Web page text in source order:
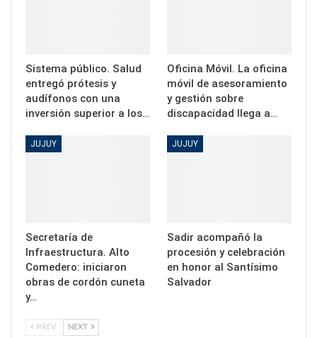
Sistema público. Salud
entregó prótesis y
audífonos con una
inversión superior a los…
Oficina Móvil. La oficina
móvil de asesoramiento
y gestión sobre
discapacidad llega a…
JUJUY
Secretaría de
Infraestructura. Alto
Comedero: iniciaron
obras de cordón cuneta
y…
JUJUY
Sadir acompañó la
procesión y celebración
en honor al Santísimo
Salvador
PREV NEXT